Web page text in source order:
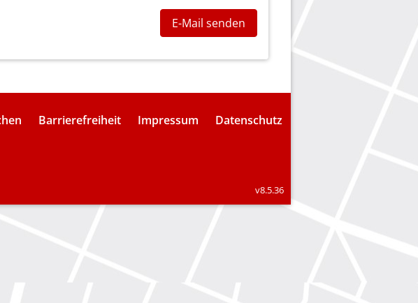
E-Mail senden
Barrierefreiheit Impressum Datenschutz
v8.5.36